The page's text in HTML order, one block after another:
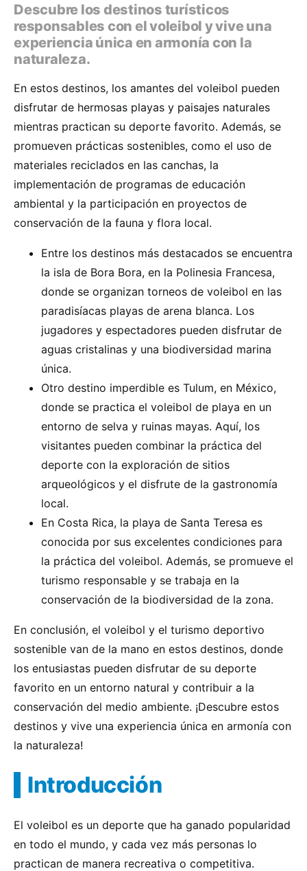
Descubre los destinos turísticos
responsables con el voleibol y vive una
experiencia única en armonía con la
naturaleza.
En estos destinos, los amantes del voleibol pueden
disfrutar de hermosas playas y paisajes naturales
mientras practican su deporte favorito. Además, se
promueven prácticas sostenibles, como el uso de
materiales reciclados en las canchas, la
implementación de programas de educación
ambiental y la participación en proyectos de
conservación de la fauna y flora local.
Entre los destinos más destacados se encuentra
la isla de Bora Bora, en la Polinesia Francesa,
donde se organizan torneos de voleibol en las
paradisíacas playas de arena blanca. Los
jugadores y espectadores pueden disfrutar de
aguas cristalinas y una biodiversidad marina
única.
Otro destino imperdible es Tulum, en México,
donde se practica el voleibol de playa en un
entorno de selva y ruinas mayas. Aquí, los
visitantes pueden combinar la práctica del
deporte con la exploración de sitios
arqueológicos y el disfrute de la gastronomía
local.
En Costa Rica, la playa de Santa Teresa es
conocida por sus excelentes condiciones para
la práctica del voleibol. Además, se promueve el
turismo responsable y se trabaja en la
conservación de la biodiversidad de la zona.
En conclusión, el voleibol y el turismo deportivo
sostenible van de la mano en estos destinos, donde
los entusiastas pueden disfrutar de su deporte
favorito en un entorno natural y contribuir a la
conservación del medio ambiente. ¡Descubre estos
destinos y vive una experiencia única en armonía con
la naturaleza!
Introducción
El voleibol es un deporte que ha ganado popularidad
en todo el mundo, y cada vez más personas lo
practican de manera recreativa o competitiva.